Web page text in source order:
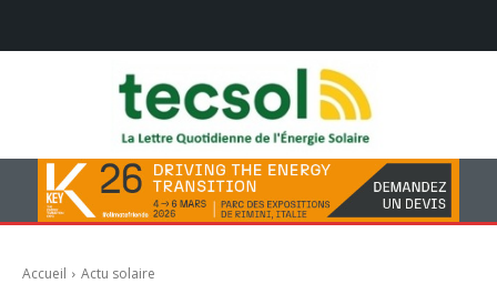
Accueil Actu solaire